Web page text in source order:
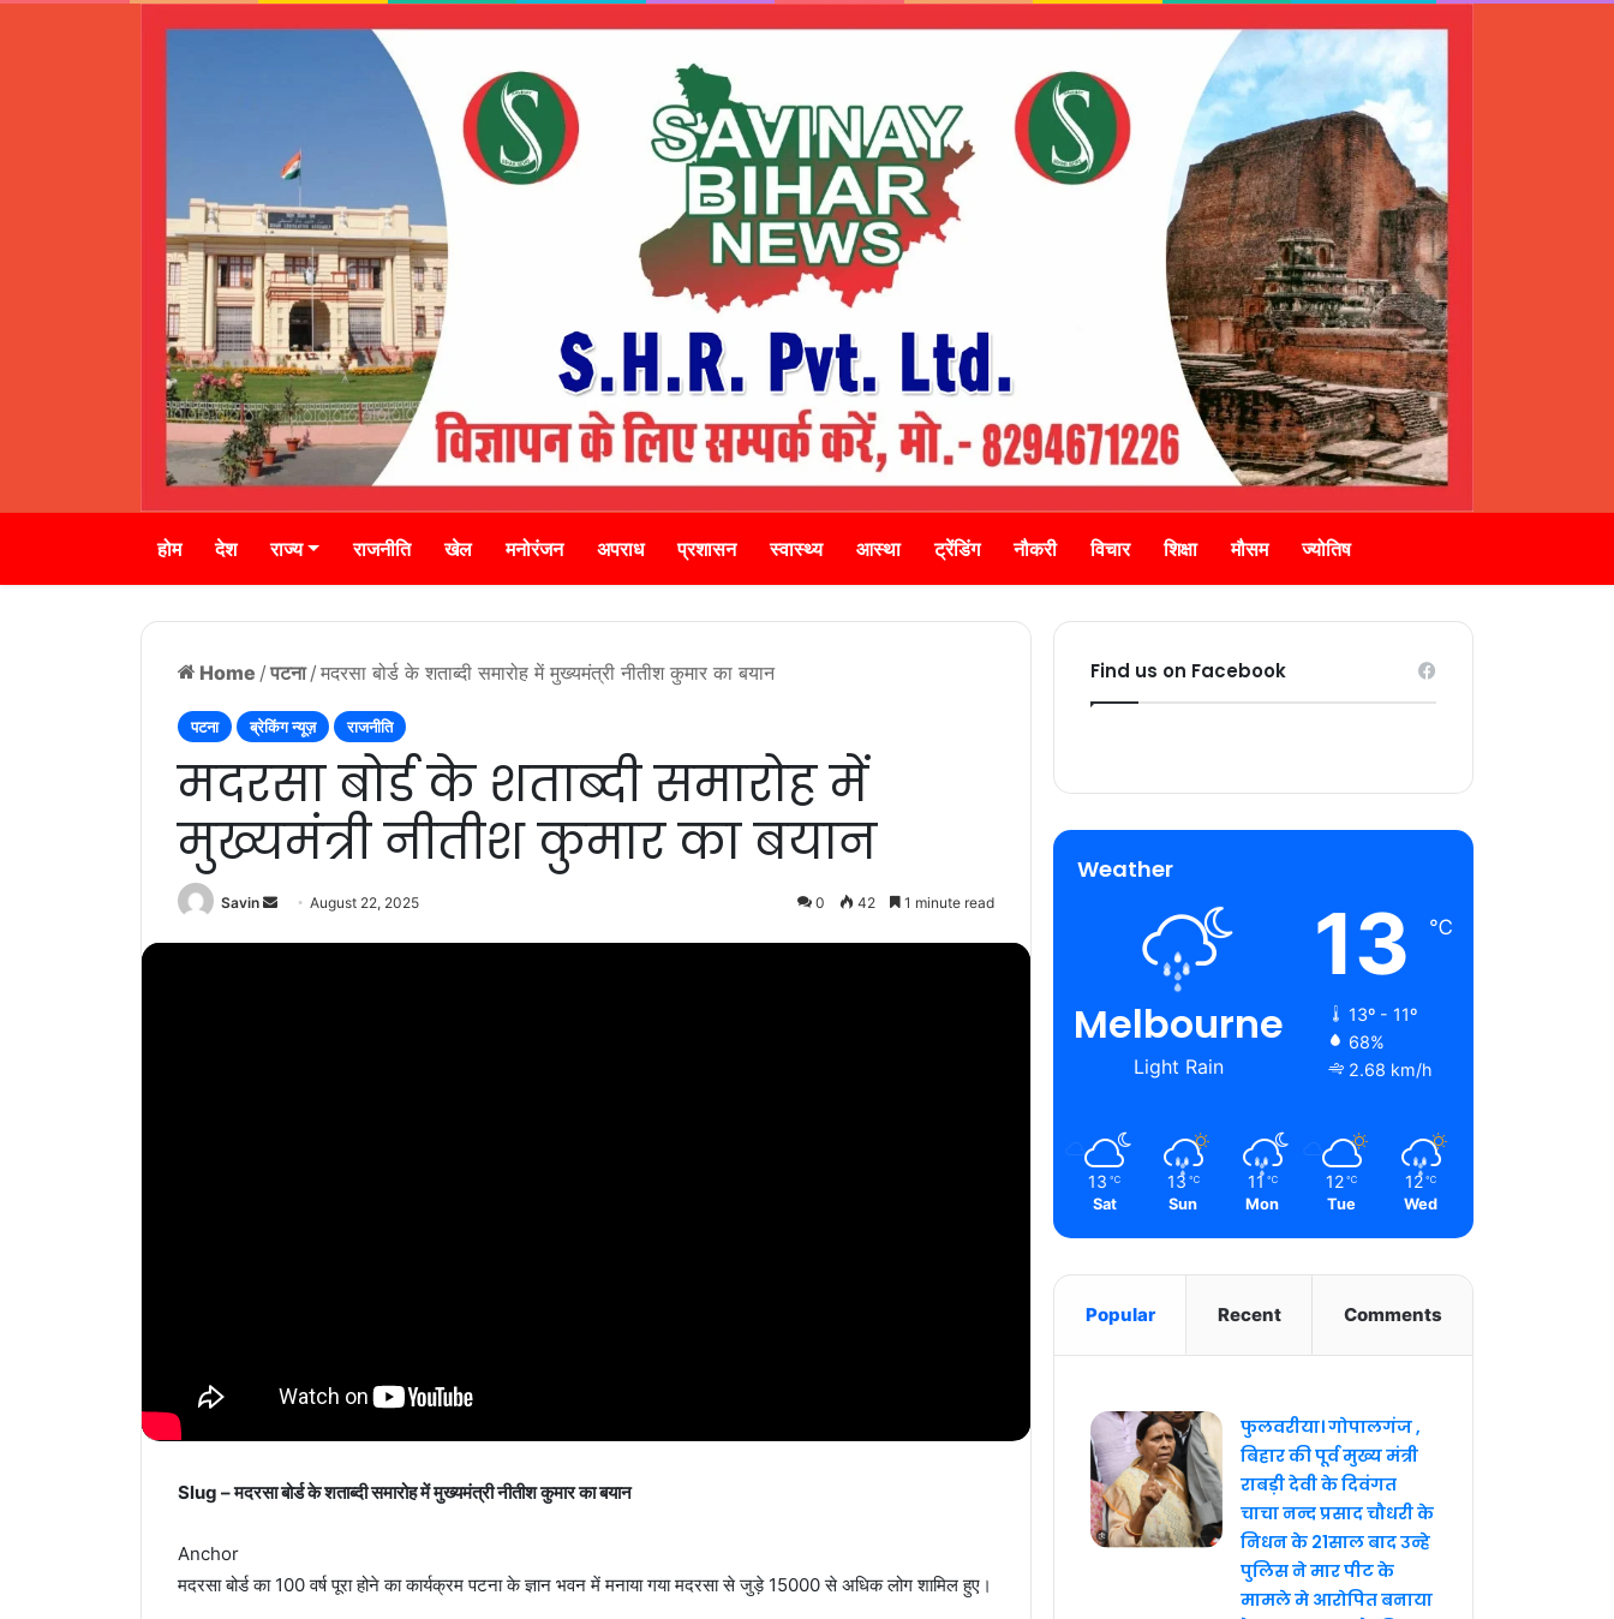
होम देश राज्य राजनीति खेल मनोरंजन अपराध प्रशासन स्वास्थ्य आस्था ट्रेंडिंग नौकरी विचार शिक्षा मौसम ज्योतिष
Home / पटना / मदरसा बोर्ड के शताब्दी समारोह में मुख्यमंत्री नीतीश कुमार का बयान
पटना ब्रेकिंग न्यूज़ राजनीति
मदरसा बोर्ड के शताब्दी समारोह में
मुख्यमंत्री नीतीश कुमार का बयान
Savin
SendAugust 22, 2025 0 42 1 minute read
Slug – मदरसा बोर्ड के शताब्दी समारोह में मुख्यमंत्री नीतीश कुमार का बयान
Anchor
मदरसा बोर्ड का 100 वर्ष पूरा होने का कार्यक्रम पटना के ज्ञान भवन में मनाया गया मदरसा से जुड़े 15000 से अधिक लोग शामिल हुए।
Find us on Facebook
Weather
Melbourne
Light Rain
13 ℃
13º - 11º
68%
2.68 km/h
13 ℃
Sat
13 ℃
Sun
11 ℃
Mon
12 ℃
Tue
12 ℃
Wed
Popular Recent Comments
फुलवरीया। गोपालगंज ,
बिहार की पूर्व मुख्य मंत्री
राबड़ी देवी के दिवंगत
चाचा नन्द प्रसाद चौधरी के
निधन के 21साल बाद उन्हे
पुलिस ने मार पीट के
मामले मे आरोपित बनाया